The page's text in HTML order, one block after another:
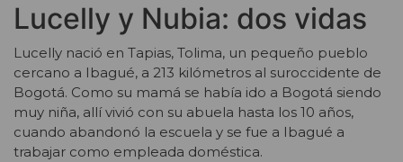
Lucelly y Nubia: dos vidas
Lucelly nació en Tapias, Tolima, un pequeño pueblo
cercano a Ibagué, a 213 kilómetros al suroccidente de
Bogotá. Como su mamá se había ido a Bogotá siendo
muy niña, allí vivió con su abuela hasta los 10 años,
cuando abandonó la escuela y se fue a Ibagué a
trabajar como empleada doméstica.